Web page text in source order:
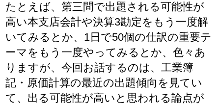
たとえば、第三問で出題される可能性が
高い本支店会計や決算3勘定をもう一度解
いてみるとか、1日で50個の仕訳の重要テ
ーマをもう一度やってみるとか、色々あ
りますが、今回お話するのは、工業簿
記・原価計算の最近の出題傾向を見てい
て、出る可能性が高いと思われる論点が